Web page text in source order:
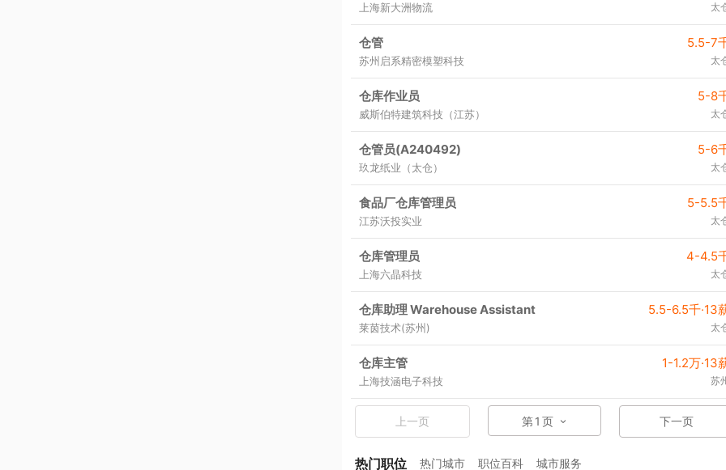
上海新大洲物流 太
仓管 5.5-7
苏州启系精密模塑科技 太
仓库作业员 5-8
威斯伯特建筑科技（江苏） 太
仓管员(A240492) 5-6
玖龙纸业（太仓） 太
食品厂仓库管理员 5-5.5
江苏沃投实业 太
仓库管理员 4-4.5
上海六晶科技 太
仓库助理 Warehouse Assistant 5.5-6.5千·13
莱茵技术(苏州) 太
仓库主管 1-1.2万·13
上海技涵电子科技 苏
上一页 第1 页 下一页
热门职位 热门城市 职位百科 城市服务